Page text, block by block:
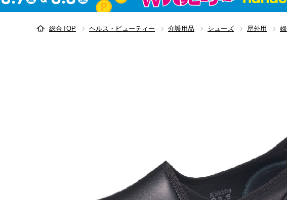
総合TOP ヘルス・ビューティー 介護用品 シューズ 屋外用